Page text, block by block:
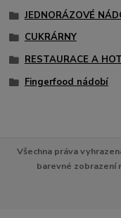
JEDNORÁZOVÉ
CUKRÁRNY
RESTAURACE A
Fingerfood nádobí
Všechna práva
barevné zobrazení